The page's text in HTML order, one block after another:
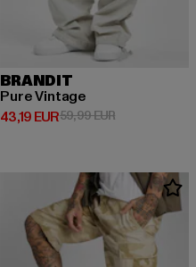
BRANDIT
Pure Vintage
43,19 EUR
Derzeitiger Preis: 43,19 EUR
59,99 EURAktionspreis: